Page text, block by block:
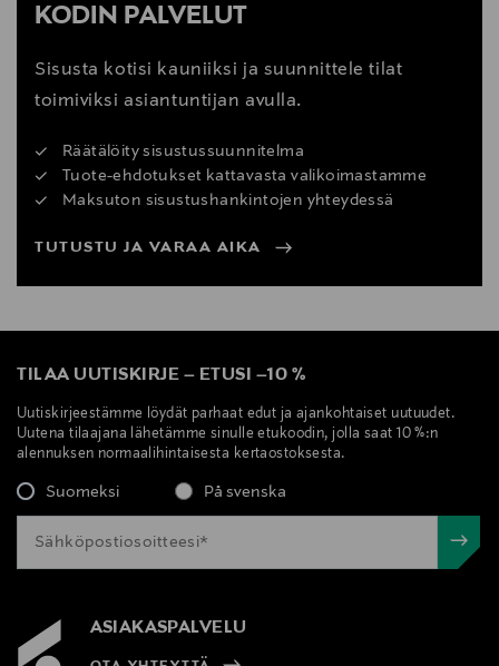
KODIN PALVELUT
Sisusta kotisi kauniiksi ja suunnittele tilat
toimiviksi asiantuntijan avulla.
Räätälöity sisustussuunnitelma
Tuote-ehdotukset kattavasta valikoimastamme
Maksuton sisustushankintojen yhteydessä
TUTUSTU JA VARAA AIKA
TILAA UUTISKIRJE – ETUSI –10 %
Uutiskirjeestämme löydät parhaat edut ja ajankohtaiset uutuudet.
Uutena tilaajana lähetämme sinulle etukoodin, jolla saat 10 %:n
alennuksen normaalihintaisesta kertaostoksesta.
Suomeksi På svenska
ASIAKASPALVELU